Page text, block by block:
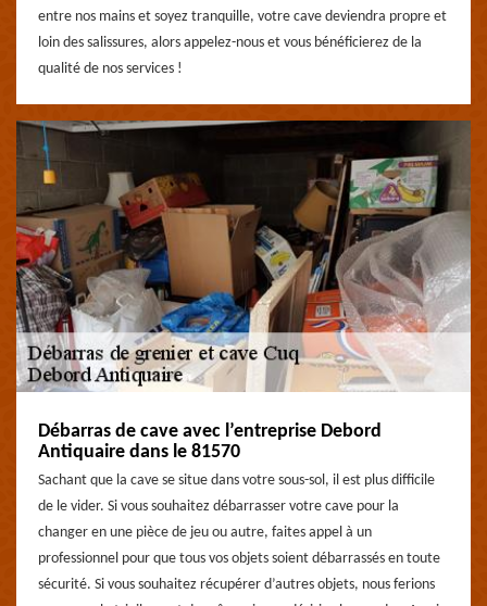
entre nos mains et soyez tranquille, votre cave deviendra propre et
loin des salissures, alors appelez-nous et vous bénéficierez de la
qualité de nos services !
Débarras de cave avec l’entreprise Debord
Antiquaire dans le 81570
Sachant que la cave se situe dans votre sous-sol, il est plus difficile
de le vider. Si vous souhaitez débarrasser votre cave pour la
changer en une pièce de jeu ou autre, faites appel à un
professionnel pour que tous vos objets soient débarrassés en toute
sécurité. Si vous souhaitez récupérer d’autres objets, nous ferions